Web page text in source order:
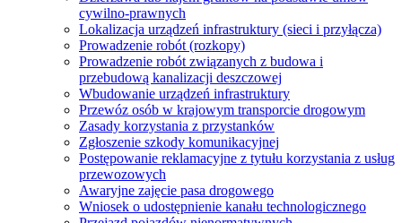
cywilno-prawnych
Lokalizacja urządzeń infrastruktury (sieci i przyłącza)
Prowadzenie robót (rozkopy)
Prowadzenie robót związanych z budowa i
przebudową kanalizacji deszczowej
Wbudowanie urządzeń infrastruktury
Przewóz osób w krajowym transporcie drogowym
Zasady korzystania z przystanków
Zgłoszenie szkody komunikacyjnej
Postępowanie reklamacyjne z tytułu korzystania z usług
przewozowych
Awaryjne zajęcie pasa drogowego
Wniosek o udostępnienie kanału technologicznego